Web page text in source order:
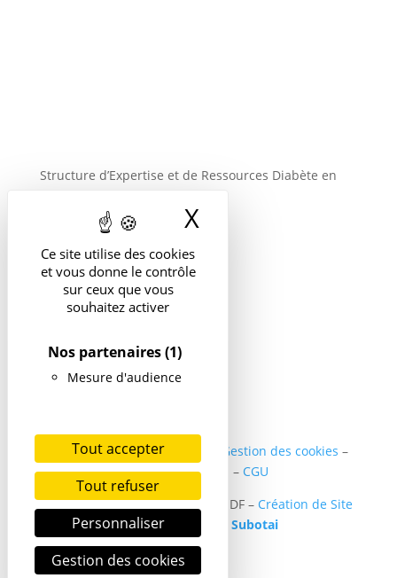
Ce site utilise des cookies
et vous donne le contrôle
sur ceux que vous
souhaitez activer
Nos partenaires(1)
Mesure d'audience
Tout accepter
Tout refuser
Personnaliser
Gestion des cookies
X
Structure d’Expertise et de Ressources Diabète en
Politique de confidentialité Gestion des cookies –
Mentions légales
– CGU
Copyright ©2024 SER DIABETE IDF – Création de Site
internet Santé par Subotai